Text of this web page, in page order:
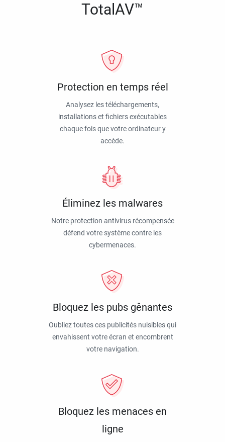
TotalAV™
Protection en temps réel
Analysez les téléchargements,
installations et fichiers exécutables
chaque fois que votre ordinateur y
accède.
Éliminez les malwares
Notre protection antivirus récompensée
défend votre système contre les
cybermenaces.
Bloquez les pubs gênantes
Oubliez toutes ces publicités nuisibles qui
envahissent votre écran et encombrent
votre navigation.
Bloquez les menaces en
ligne